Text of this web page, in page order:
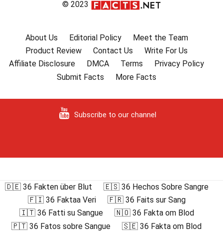
© 2023
About Us Editorial Policy
Meet the Team
Product Review
Contact Us
Write For Us
Affiliate Disclosure
DMCA Terms
Privacy Policy
Submit Facts
More Facts
Subscribe to our channel
🇩🇪 36 Fakten über Blut
🇪🇸 36 Hechos Sobre Sangre
🇫🇮 36 Faktaa Veri
🇫🇷 36 Faits sur Sang
🇮🇹 36 Fatti su Sangue
🇳🇴 36 Fakta om Blod
🇵🇹 36 Fatos sobre Sangue
🇸🇪 36 Fakta om Blod